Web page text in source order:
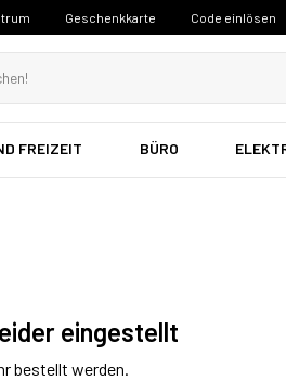
Geschenkkarte Code einlösen
FREIZEIT BÜRO
eingestellt
bestellt werden.